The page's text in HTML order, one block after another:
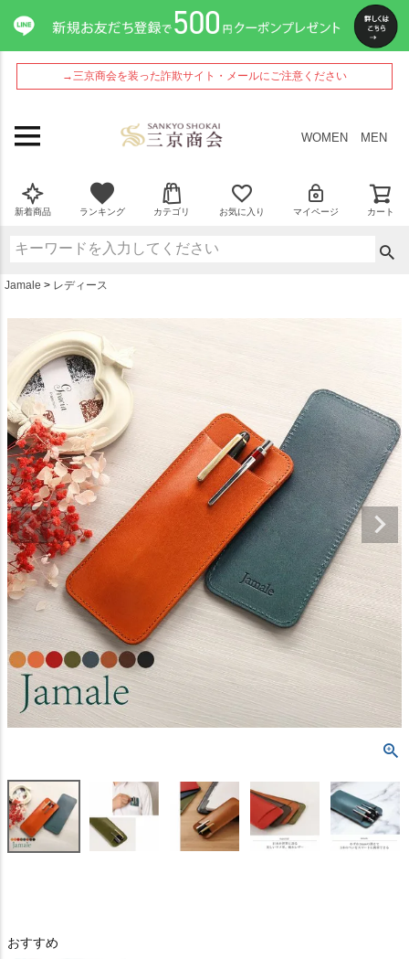
→三京商会を装った詐欺サイト・メールにご注意ください
WOMEN MEN
新着商品 ランキング カテゴリ お気に入り マイページ カート
Jamale レディース
おすすめ
ペー
ジト
ップ
へ